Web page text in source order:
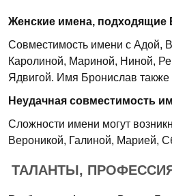
Женские имена, подходящие
Совместимость имени с Адой,
Каролиной, Мариной, Ниной,
Ядвигой. Имя Бронислав также
Неудачная совместимость
Сложности имени могут
Вероникой, Галиной, Марией,
ТАЛАНТЫ,